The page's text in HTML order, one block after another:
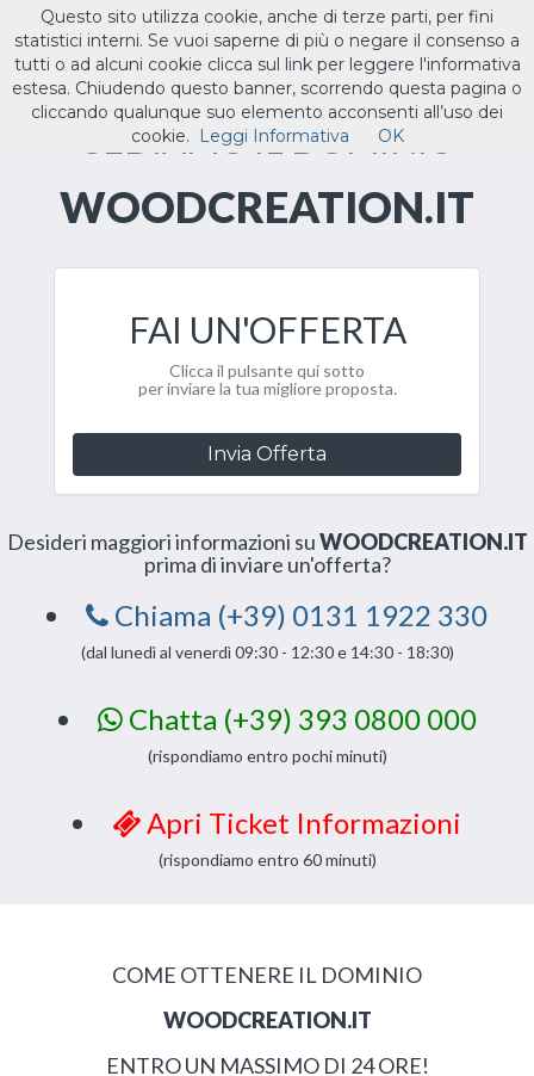
Toggle
ILTUO.IT
CEDIAMO IL DOMINIO
WOODCREATION.IT
FAI UN'OFFERTA
Clicca il pulsante qui sotto
per inviare la tua migliore proposta.
Invia Offerta
Desideri maggiori informazioni suWOODCREATION.IT
prima di inviare un'offerta?
Chiama (+39) 0131 1922 330
(dal lunedì al venerdì 09:30 - 12:30 e 14:30 - 18:30)
Chatta (+39) 393 0800 000
(rispondiamo entro pochi minuti)
Apri Ticket Informazioni
(rispondiamo entro 60 minuti)
COME OTTENERE IL DOMINIO
WOODCREATION.IT
ENTRO UN MASSIMO DI 24 ORE!
Questo sito utilizza cookie, anche di terze parti, per fini
statistici interni. Se vuoi saperne di più o negare il consenso a
tutti o ad alcuni cookie clicca sul link per leggere l'informativa
estesa. Chiudendo questo banner, scorrendo questa pagina o
cliccando qualunque suo elemento acconsenti all’uso dei
cookie.
Leggi Informativa OK